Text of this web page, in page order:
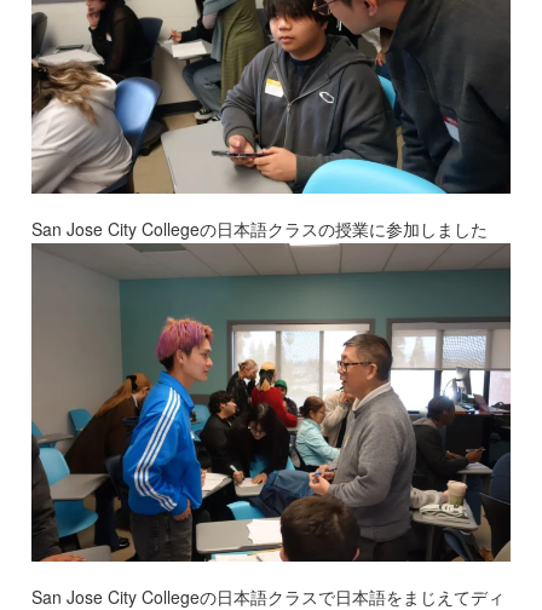
San Jose City Collegeの日本語クラスの授業に参加しました
San Jose City Collegeの日本語クラスで日本語をまじえてディ